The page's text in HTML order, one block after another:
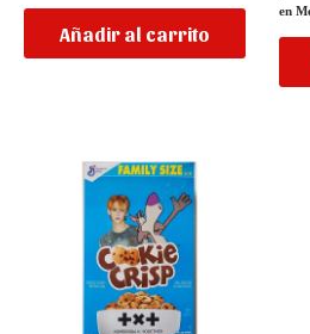
Añadir al carrito
en